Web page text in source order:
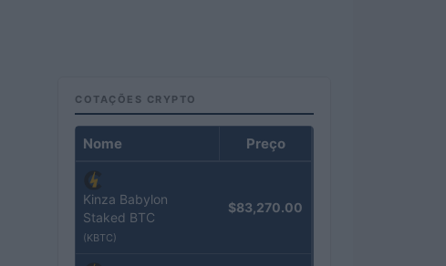
COTAÇÕES CRYPTO
Nome Preço
Kinza Babylon
Staked BTC
(KBTC)
$83,270.00